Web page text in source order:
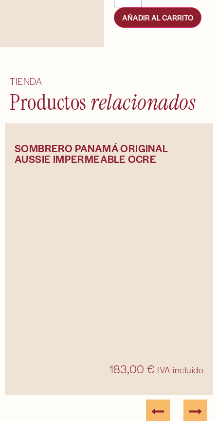
AÑADIR AL CARRITO
TIENDA
Productosrelacionados
SOMBRERO PANAMÁ ORIGINAL
AUSSIE IMPERMEABLE OCRE
183,00 € IVA incluido